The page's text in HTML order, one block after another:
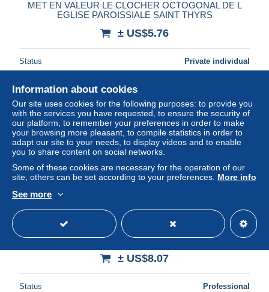
MET EN VALEUR LE CLOCHER OCTOGONAL DE L
EGLISE PAROISSIALE SAINT THYRS
± US$5.76
Status Private individual
New
81 - LABRUGUIERE - Le dessous du Pont et Clocher du
XIIIe siècle
± US$8.07
Status Professional
Information about cookies
Our site uses cookies for the following purposes: to provide you
with the services you have requested, to ensure the security of
our platform, to remember your preferences in order to make
your browsing more pleasant, to compile statistics in order to
adapt our site to your needs, to display videos and to enable
you to share content on social networks.
Some of these cookies are necessary for the operation of our
site, others can be set according to your preferences. More info
See more